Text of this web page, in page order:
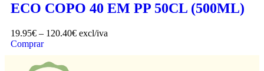
ECO COPO 40 EM PP 50CL (500ML)
19.95€ – 120.40€ excl/iva
Comprar